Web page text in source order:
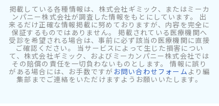
掲載している各種情報は、株式会社ギミック、またはミーカ
ンパニー株式会社が調査した情報をもとにしています。 出
来るだけ正確な情報掲載に努めておりますが、内容を完全に
保証するものではありません。 掲載されている医療機関へ
受診を希望される場合は、事前に必ず該当の医療機関に直接
ご確認ください。 当サービスによって生じた損害につい
て、株式会社ギミック、およびミーカンパニー株式会社では
その賠償の責任を一切負わないものとします。 情報に誤り
がある場合には、お手数ですが お問い合わせフォーム より編
集部までご連絡をいただけますようお願いいたします。